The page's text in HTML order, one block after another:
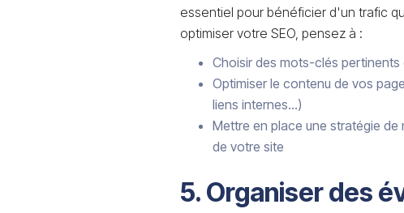
essentiel pour bénéficier d'un trafic
optimiser votre SEO, pensez à :
Choisir des mots-clés
Optimiser le contenu de vos
liens internes...)
Mettre en place une stratégie
de votre site
5. Organiser des